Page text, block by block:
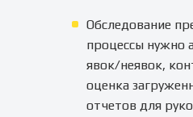
Обследование
процессы нужно
явок/неявок,
оценка
отчетов для